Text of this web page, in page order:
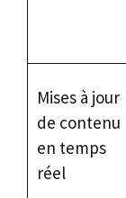
Mises à jour
de contenu
en temps
réel